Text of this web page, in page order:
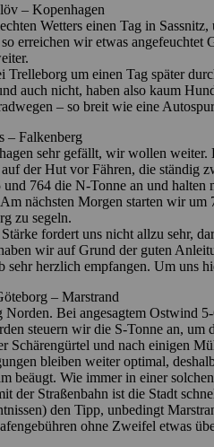
– Kopenhagen
Wetters einen Tag in
erreichen wir etwas
um einen Tag später
auch nicht, haben also kaum
– so breit wie eine
– Falkenberg
sehr gefällt, wir wollen weiter.
der Hut vor Fähren, die ständig
und 764 die N-Tonne an und
nächsten Morgen starten wir
zu segeln.
fordert uns nicht allzu sehr,
wir auf Grund der guten
sehr herzlich empfangen. Um uns
– Marstrand
Norden. Bei angesagtem Ostwind
steuern wir die S-Tonne an,
Schärengürtel und nach einigen
bleiben weiter optimal,
beäugt. Wie immer in einer
der Straßenbahn ist die Stadt
den Tipp, unbedingt
ohne Zweifel etwas